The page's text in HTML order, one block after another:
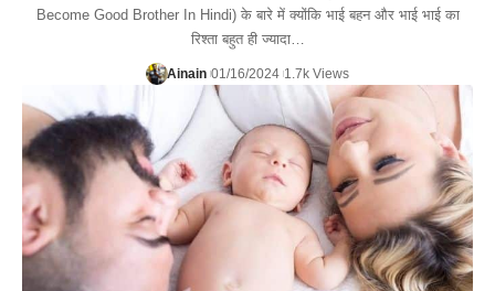
Become Good Brother In Hindi) के बारे में क्योंकि भाई बहन और भाई भाई का
रिश्ता बहुत ही ज्यादा…
Ainain 01/16/2024 1.7k Views